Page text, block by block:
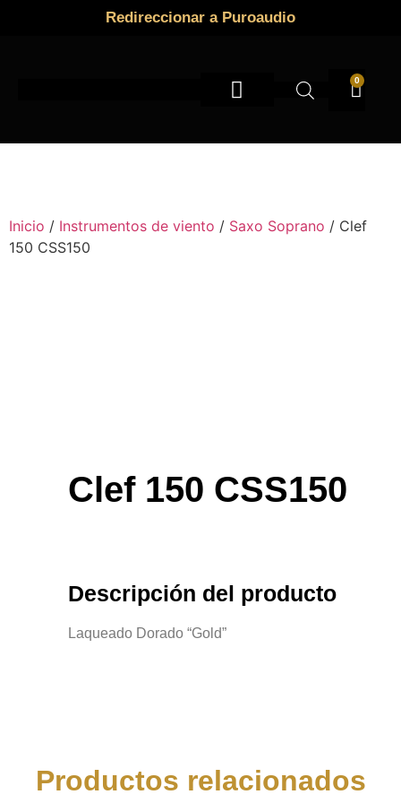
Redireccionar a Puroaudio
0
Inicio / Instrumentos de viento / Saxo Soprano / Clef
150 CSS150
Clef 150 CSS150
Descripción del producto
Laqueado Dorado “Gold”
Productos relacionados